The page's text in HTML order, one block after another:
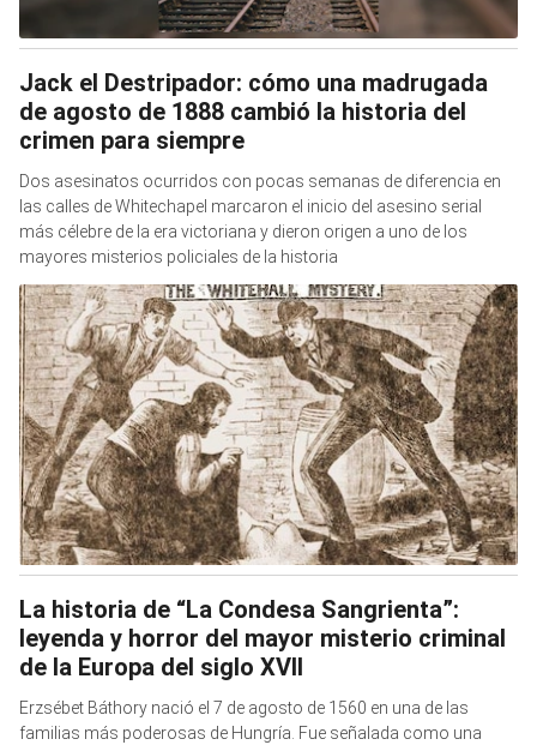
Jack el Destripador: cómo una madrugada
de agosto de 1888 cambió la historia del
crimen para siempre
Dos asesinatos ocurridos con pocas semanas de diferencia en
las calles de Whitechapel marcaron el inicio del asesino serial
más célebre de la era victoriana y dieron origen a uno de los
mayores misterios policiales de la historia
La historia de “La Condesa Sangrienta”:
leyenda y horror del mayor misterio criminal
de la Europa del siglo XVII
Erzsébet Báthory nació el 7 de agosto de 1560 en una de las
familias más poderosas de Hungría. Fue señalada como una